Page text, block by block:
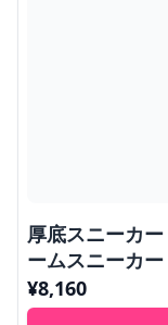
厚底スニーカ
ームスニーカー
¥8,160